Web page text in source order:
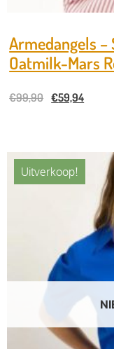
Armedangels –
Oatmilk-Mars
€99,90 €59,94
Uitverkoop!